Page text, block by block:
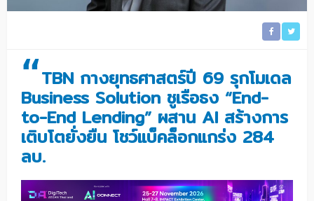
“TBN กางยุทธศาสตร์ปี 69 รุกโมเดล
Business Solution ชูเรือธง “End-
to-End Lending” ผสาน AI สร้างการ
เติบโตยั่งยืน โชว์แบ็คล็อกแกร่ง 284
ลบ.